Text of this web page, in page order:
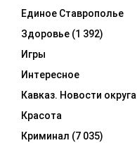
Единое Ставрополье
Здоровье (1 392)
Игры
Интересное
Кавказ. Новости округа
Красота
Криминал (7 035)